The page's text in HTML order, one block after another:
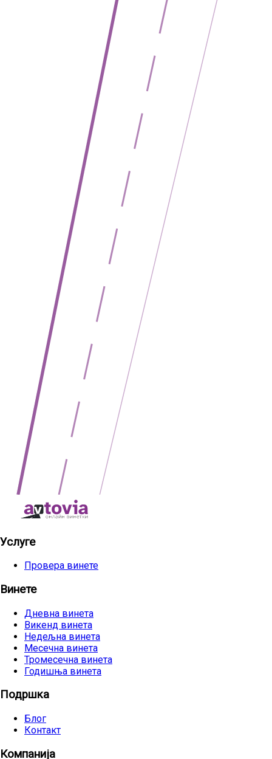
Услуге
Провера винете
Винете
Дневна винета
Викенд винета
Недељна винета
Месечна винета
Тромесечна винета
Годишња винета
Подршка
Блог
Контакт
Компанија